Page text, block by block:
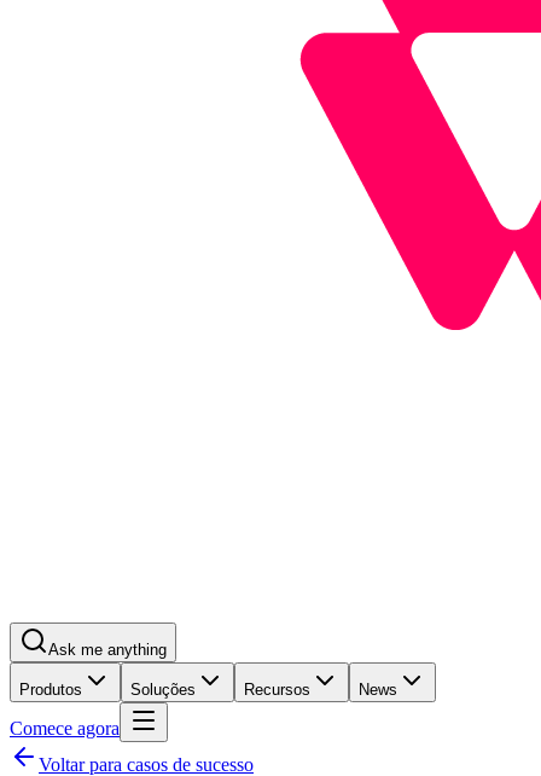
Ask me anything
Produtos Soluções Recursos News
Comece agora
Voltar para casos de sucesso